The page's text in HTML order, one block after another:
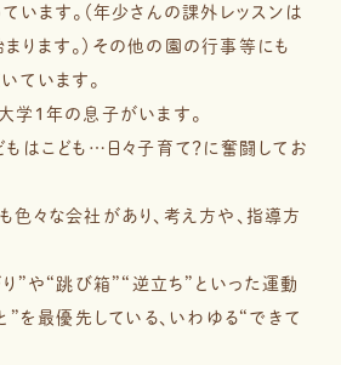
います。（年少さんの課外レッスンは
ります。）その他の園の行事等にも
ています。
学１年の息子がいます。
もはこども…日々子育て？に奮闘してお
色々な会社があり、考え方や、指導方
り”や“跳び箱”“逆立ち”といった運動
”を最優先している、いわゆる“できて